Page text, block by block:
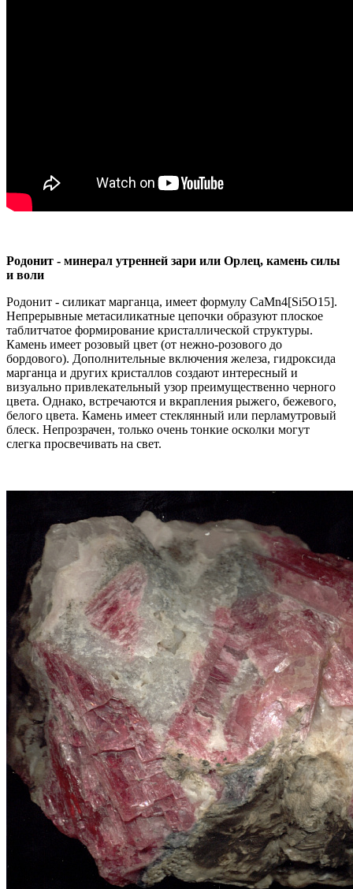
Родонит - минерал утренней зари или Орлец, камень силы
и воли
Родонит - силикат марганца, имеет формулу CaMn4[Si5O15].
Непрерывные метасиликатные цепочки образуют плоское
таблитчатое формирование кристаллической структуры.
Камень имеет розовый цвет (от нежно-розового до
бордового). Дополнительные включения железа, гидроксида
марганца и других кристаллов создают интересный и
визуально привлекательный узор преимущественно черного
цвета. Однако, встречаются и вкрапления рыжего, бежевого,
белого цвета. Камень имеет стеклянный или перламутровый
блеск. Непрозрачен, только очень тонкие осколки могут
слегка просвечивать на свет.